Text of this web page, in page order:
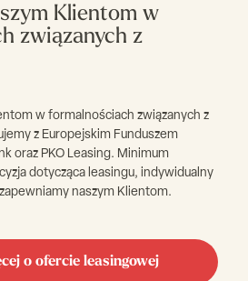
Klientom w
związanych z
w formalnościach związanych z
z Europejskim Funduszem
oraz PKO Leasing. Minimum
dotycząca leasingu, indywidualny
naszym Klientom.
o ofercie leasingowej